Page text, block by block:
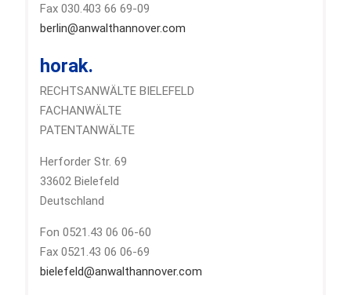
Fax 030.403 66 69-09
berlin@anwalthannover.com
horak.
RECHTSANWÄLTE BIELEFELD
FACHANWÄLTE
PATENTANWÄLTE
Herforder Str. 69
33602 Bielefeld
Deutschland
Fon 0521.43 06 06-60
Fax 0521.43 06 06-69
bielefeld@anwalthannover.com